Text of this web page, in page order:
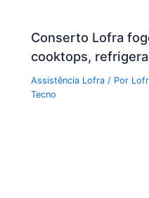
Conserto Lofra
cooktops,
Assistência Lofra / Por
Tecno